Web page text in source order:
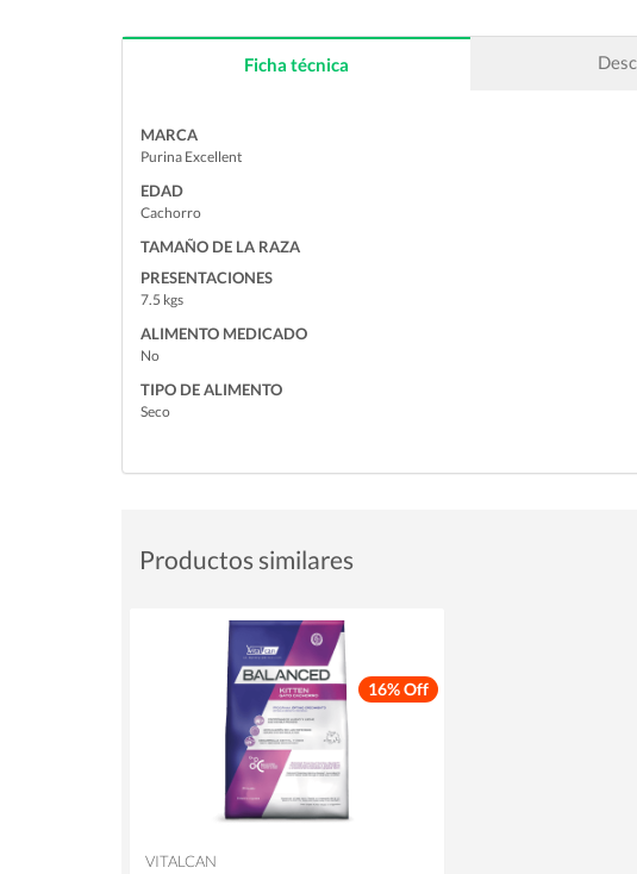
Ficha técnica
MARCA
Purina Excellent
EDAD
Cachorro
TAMAÑO DE LA RAZA
PRESENTACIONES
7.5 kgs
ALIMENTO MEDICADO
No
TIPO DE ALIMENTO
Seco
Productos similares
16% Off
VITALCAN